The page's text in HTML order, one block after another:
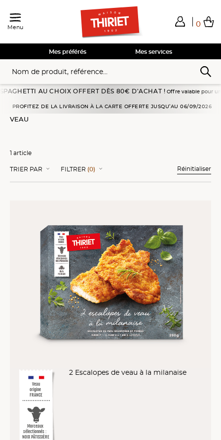
Menu 0
Total de mes achats
Voir mon panier
Voir mon panier
Voir mon panier
Voir mon panier
Mes services
Mes préférés
AU CHOIX OFFERT DÈS 80€ D’ACHAT !Offre valable pour une
PROFITEZ DE LA LIVRAISON À LA CARTE OFFERTE JUSQU’AU 06/09/2026
VEAU
1 article
TRIER PAR FILTRER (0) Réinitialiser
Veau
origine
FRANCE
Morceaux
sélectionnés :
NOIX PÂTISSIÈRE
2 Escalopes de veau à la milanaise